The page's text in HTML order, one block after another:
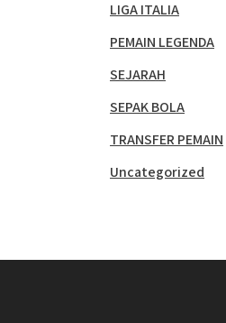
LIGA ITALIA
PEMAIN LEGENDA
SEJARAH
SEPAK BOLA
TRANSFER PEMAIN
Uncategorized